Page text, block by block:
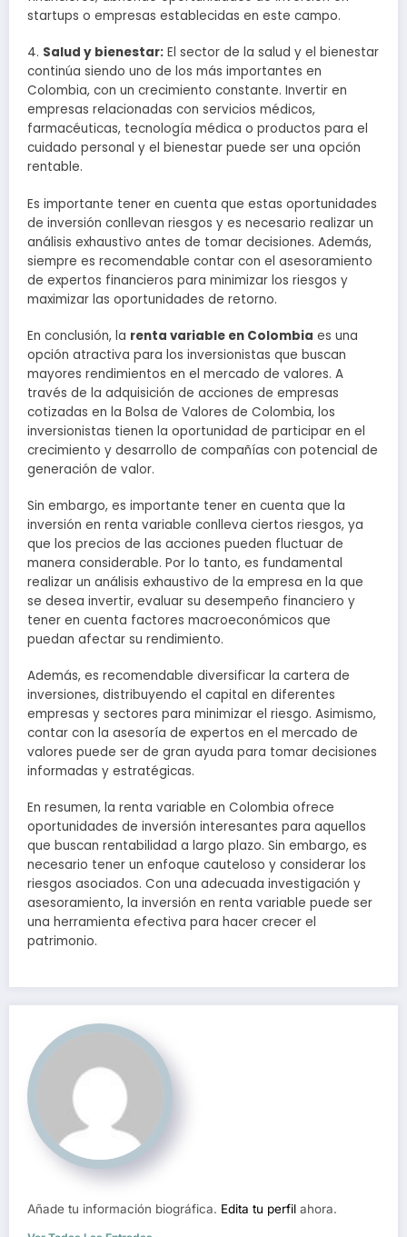
startups o empresas establecidas en este campo.
4. Salud y bienestar: El sector de la salud y el bienestar
continúa siendo uno de los más importantes en
Colombia, con un crecimiento constante. Invertir en
empresas relacionadas con servicios médicos,
farmacéuticas, tecnología médica o productos para el
cuidado personal y el bienestar puede ser una opción
rentable.
Es importante tener en cuenta que estas oportunidades
de inversión conllevan riesgos y es necesario realizar un
análisis exhaustivo antes de tomar decisiones. Además,
siempre es recomendable contar con el asesoramiento
de expertos financieros para minimizar los riesgos y
maximizar las oportunidades de retorno.
En conclusión, la renta variable en Colombia es una
opción atractiva para los inversionistas que buscan
mayores rendimientos en el mercado de valores. A
través de la adquisición de acciones de empresas
cotizadas en la Bolsa de Valores de Colombia, los
inversionistas tienen la oportunidad de participar en el
crecimiento y desarrollo de compañías con potencial de
generación de valor.
Sin embargo, es importante tener en cuenta que la
inversión en renta variable conlleva ciertos riesgos, ya
que los precios de las acciones pueden fluctuar de
manera considerable. Por lo tanto, es fundamental
realizar un análisis exhaustivo de la empresa en la que
se desea invertir, evaluar su desempeño financiero y
tener en cuenta factores macroeconómicos que
puedan afectar su rendimiento.
Además, es recomendable diversificar la cartera de
inversiones, distribuyendo el capital en diferentes
empresas y sectores para minimizar el riesgo. Asimismo,
contar con la asesoría de expertos en el mercado de
valores puede ser de gran ayuda para tomar decisiones
informadas y estratégicas.
En resumen, la renta variable en Colombia ofrece
oportunidades de inversión interesantes para aquellos
que buscan rentabilidad a largo plazo. Sin embargo, es
necesario tener un enfoque cauteloso y considerar los
riesgos asociados. Con una adecuada investigación y
asesoramiento, la inversión en renta variable puede ser
una herramienta efectiva para hacer crecer el
patrimonio.
Añade tu información biográfica. Edita tu perfil ahora.